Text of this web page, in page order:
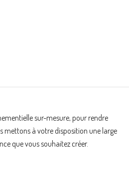
sur-mesure, pour rendre
mettons à votre disposition une large
que vous souhaitez créer.